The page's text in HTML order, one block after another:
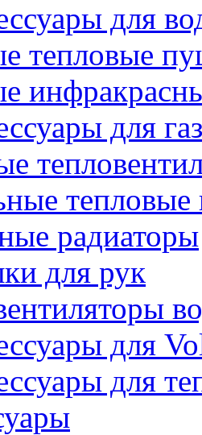
для
тепловые
для
радиаторы
для рук
для
для